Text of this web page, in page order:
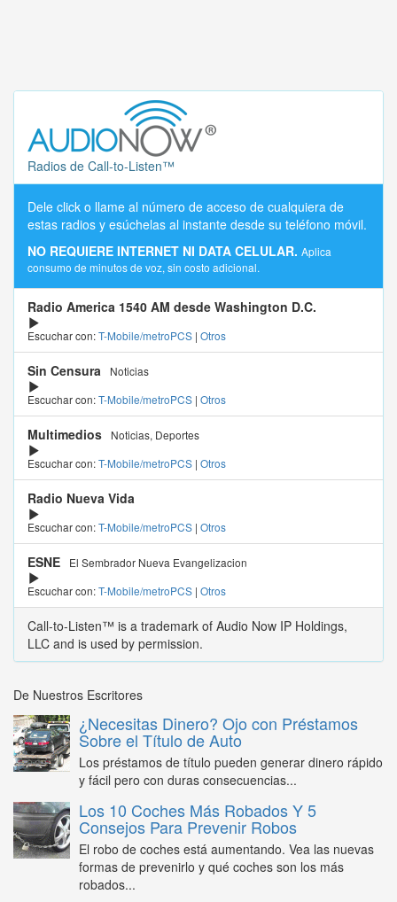
Radios de Call-to-Listen™
Dele click o llame al número de acceso de cualquiera de
estas radios y esúchelas al instante desde su teléfono móvil.
NO REQUIERE INTERNET NI DATA CELULAR. Aplica
consumo de minutos de voz, sin costo adicional.
Radio America 1540 AM desde Washington D.C.
Escuchar con:T-Mobile/metroPCS | Otros
Sin Censura
Noticias
Escuchar con:T-Mobile/metroPCS | Otros
Multimedios
Noticias, Deportes
Escuchar con:T-Mobile/metroPCS | Otros
Radio Nueva Vida
Escuchar con:T-Mobile/metroPCS | Otros
ESNE
El Sembrador Nueva Evangelizacion
Escuchar con:T-Mobile/metroPCS | Otros
Call-to-Listen™ is a trademark of Audio Now IP Holdings,
LLC and is used by permission.
De Nuestros Escritores
¿Necesitas Dinero? Ojo con Préstamos
Sobre el Título de Auto
Los préstamos de título pueden generar dinero rápido
y fácil pero con duras consecuencias...
Los 10 Coches Más Robados Y 5
Consejos Para Prevenir Robos
El robo de coches está aumentando. Vea las nuevas
formas de prevenirlo y qué coches son los más
robados...